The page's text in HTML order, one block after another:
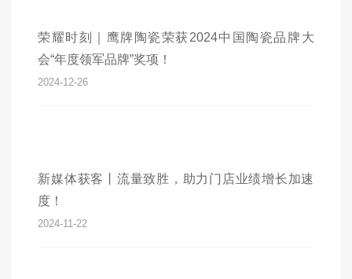
荣耀时刻｜鹰牌陶瓷荣获2024中国陶瓷品牌大
会“年度领军品牌”奖项！
2024-12-26
新媒体获客丨流量致胜，助力门店业绩增长加速
度！
2024-11-22